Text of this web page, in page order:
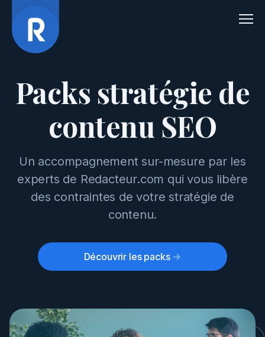
Packs stratégie de
contenu SEO
Un accompagnement sur-mesure par les
experts de Redacteur.com qui vous libère
des contraintes de votre stratégie de
contenu.
Découvrir les packs ->